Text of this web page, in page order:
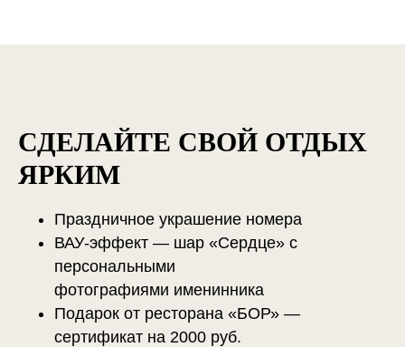
СДЕЛАЙТЕ СВОЙ ОТДЫХ
ЯРКИМ
Праздничное украшение номера
ВАУ-эффект — шар «Сердце» с
персональными
фотографиями именинника
Подарок от ресторана «БОР» —
сертификат на 2000 руб.